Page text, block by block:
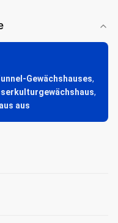
Gewächshauses,
,
aus